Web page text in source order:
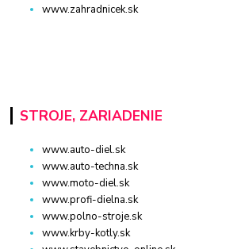
www.zahradnicek.sk
STROJE, ZARIADENIE
www.auto-diel.sk
www.auto-techna.sk
www.moto-diel.sk
www.profi-dielna.sk
www.polno-stroje.sk
www.krby-kotly.sk